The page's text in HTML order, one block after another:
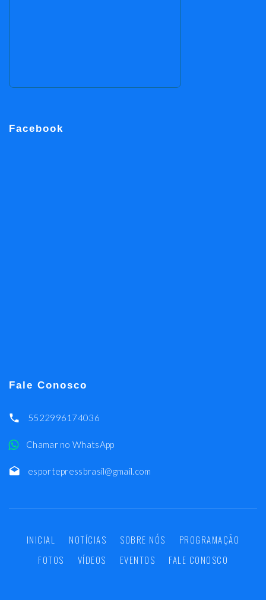
Facebook
Fale Conosco
5522996174036
Chamar no WhatsApp
esportepressbrasil@gmail.com
INICIAL NOTÍCIAS SOBRE NÓS
PROGRAMAÇÃO
FOTOS
VÍDEOS EVENTOS FALE CONOSCO